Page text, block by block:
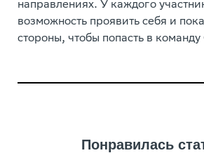
направлениях. У каждого
возможность проявить себя и
стороны, чтобы попасть в
Понравилась